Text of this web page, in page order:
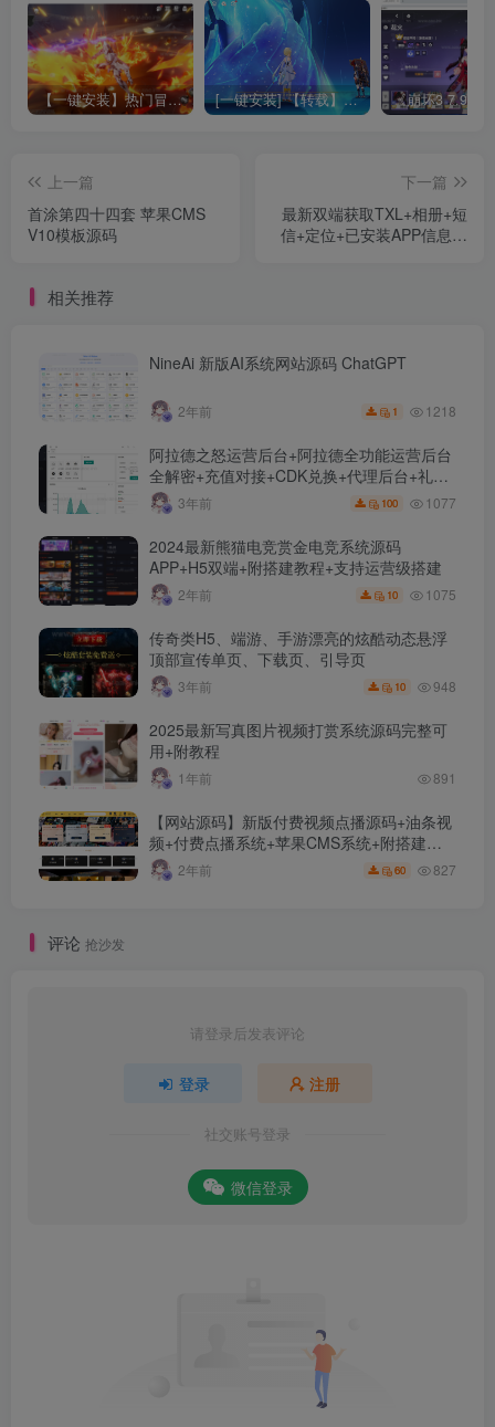
【一键安装】热门冒险策略类游戏崩坏：星穹铁道全新2.3版本一键端+一键代理+一键启动+免虚拟机 [一键安装] 【转载】原神3.4真端服务端+源码+配套客户端+详尽说明+GM工具+源码说明文件
上一篇
首涂第四十四套 苹果CMS
V10模板源码
下一篇
最新双端获取TXL+相册+短
信+定位+已安装APP信息系
相关推荐
NineAi 新版AI系统网站源码 ChatGPT
2年前 1 1218
阿拉德之怒运营后台+阿拉德全功能运营后台
全解密+充值对接+CDK兑换+代理后台+礼包
管理+商城管理
3年前 100 1077
2024最新熊猫电竞赏金电竞系统源码
APP+H5双端+附搭建教程+支持运营级搭建
2年前 10 1075
传奇类H5、端游、手游漂亮的炫酷动态悬浮
顶部宣传单页、下载页、引导页
3年前 10 948
2025最新写真图片视频打赏系统源码完整可
用+附教程
1年前 891
【网站源码】新版付费视频点播源码+油条视
频+付费点播系统+苹果CMS系统+附搭建教
程+采集接口及规则介绍
2年前 60 827
评论 抢沙发
请登录后发表评论
登录 注册
社交账号登录
微信登录